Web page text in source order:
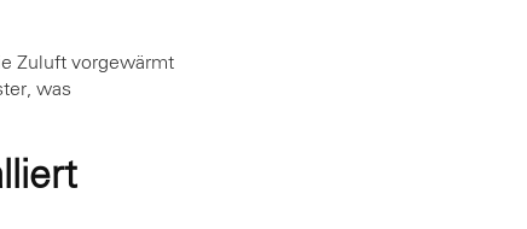
Zuluft vorgewärmt
was